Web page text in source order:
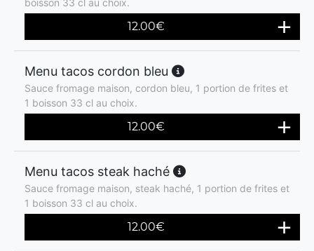
boisson 33 cl au choix.
12.00€
Menu tacos cordon bleu
Sauce fromage maison, cordon bleu, 1 portion de frites et
1 boisson 33 cl au choix.
12.00€
Menu tacos steak haché
Sauce fromage maison, steak haché, 1 portion de frites et
1 boisson 33 cl au choix.
12.00€